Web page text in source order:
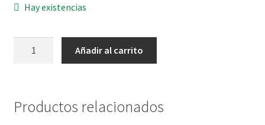
Hay existencias
Añadir al carrito
Productos relacionados